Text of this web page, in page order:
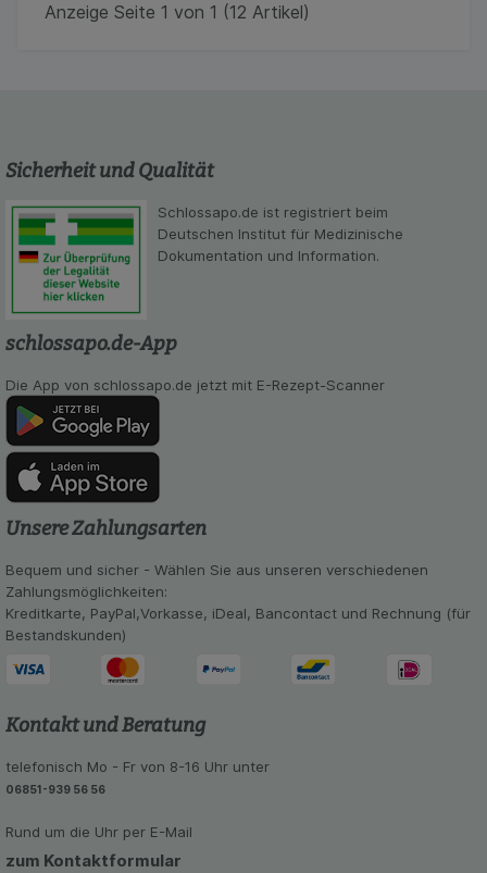
Anzeige Seite 1 von 1 (12 Artikel)
Sicherheit und Qualität
Schlossapo.de ist registriert beim
Deutschen Institut für Medizinische
Dokumentation und Information.
schlossapo.de-App
Die App von schlossapo.de jetzt mit E-Rezept-Scanner
Unsere Zahlungsarten
Bequem und sicher - Wählen Sie aus unseren verschiedenen
Zahlungsmöglichkeiten:
Kreditkarte, PayPal,Vorkasse, iDeal, Bancontact und Rechnung (für
Bestandskunden)
Kontakt und Beratung
telefonisch Mo - Fr von 8-16 Uhr unter
06851-939 56 56
Rund um die Uhr per E-Mail
zum Kontaktformular